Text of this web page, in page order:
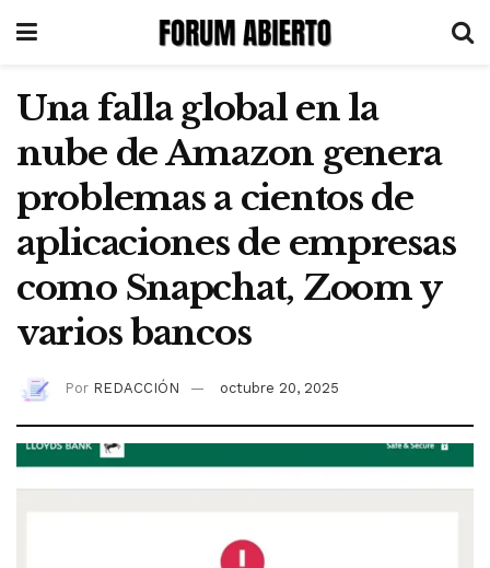
Una falla global en la
nube de Amazon genera
problemas a cientos de
aplicaciones de empresas
como Snapchat, Zoom y
varios bancos
Por REDACCIÓN octubre 20, 2025